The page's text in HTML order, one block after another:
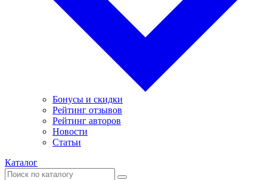
Бонусы и скидки
Рейтинг отзывов
Рейтинг авторов
Новости
Статьи
Каталог